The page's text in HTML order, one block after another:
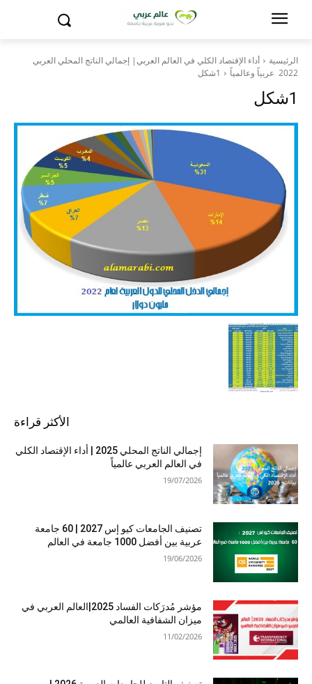
الرئيسية
أداء الإقتصاد الكلي في العالم العربي| إجمالي الناتج المحلي العربي
2022 عربياً وعالمياً
1شكل
1شكل
الأكثر قراءة
إجمالي الناتج المحلي 2025 | أداء الإقتصاد الكلي
في العالم العربي عالمياً
19/07/2026
تصنيف الجامعات كيو إس 2027 | 60 جامعة
عربية بين أفضل 1000 جامعة في العالم
19/06/2026
مؤشر مُدرَكات الفساد 2025|العالم العربي في
ميزان الشفافية العالمي
11/02/2026